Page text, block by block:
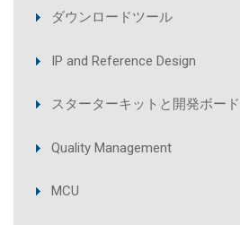
ダウンロードツール
IP and Reference Design
スターターキットと開発ボード
Quality Management
MCU